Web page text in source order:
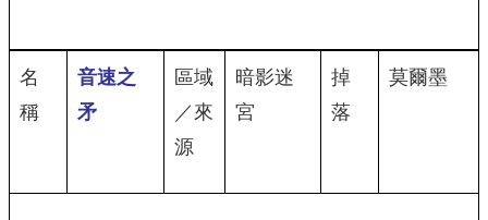
名
稱
音速之
矛
區域
／來
源
暗影迷
宮
掉
落
莫爾墨